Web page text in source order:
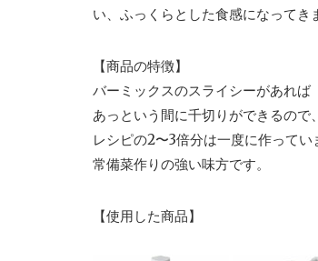
い、ふっくらとした食感になってき
【商品の特徴】
バーミックスのスライシーがあれば
あっという間に千切りができるので、
レシピの2〜3倍分は一度に作ってい
常備菜作りの強い味方です。
【使用した商品】